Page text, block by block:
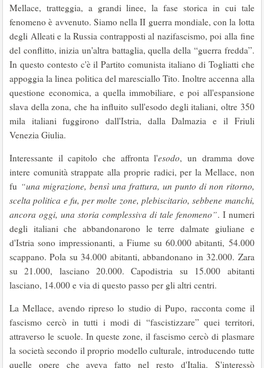
Mellace, tratteggia, a grandi linee, la fase storica in cui tale
fenomeno è avvenuto. Siamo nella II guerra mondiale, con la lotta
degli Alleati e la Russia contrapposti al nazifascismo, poi alla fine
del conflitto, inizia un'altra battaglia, quella della “guerra fredda”.
In questo contesto c'è il Partito comunista italiano di Togliatti che
appoggia la linea politica del maresciallo Tito. Inoltre accenna alla
questione economica, a quella immobiliare, e poi all'espansione
slava della zona, che ha influito sull'esodo degli italiani, oltre 350
mila italiani fuggirono dall'Istria, dalla Dalmazia e il Friuli
Venezia Giulia.
Interessante il capitolo che affronta l'esodo, un dramma dove
intere comunità strappate alla proprie radici, per la Mellace, non
fu “una migrazione, bensì una frattura, un punto di non ritorno,
scelta politica e fu, per molte zone, plebiscitario, sebbene manchi,
ancora oggi, una storia complessiva di tale fenomeno”. I numeri
degli italiani che abbandonarono le terre dalmate giuliane e
d'Istria sono impressionanti, a Fiume su 60.000 abitanti, 54.000
scappano. Pola su 34.000 abitanti, abbandonano in 32.000. Zara
su 21.000, lasciano 20.000. Capodistria su 15.000 abitanti
lasciano, 14.000 e via di questo passo per gli altri centri.
La Mellace, avendo ripreso lo studio di Pupo, racconta come il
fascismo cercò in tutti i modi di “fascistizzare” quei territori,
attraverso le scuole. In queste zone, il fascismo cercò di plasmare
la società secondo il proprio modello culturale, introducendo tutte
quelle opere che aveva fatto nel resto d'Italia. S'interessò